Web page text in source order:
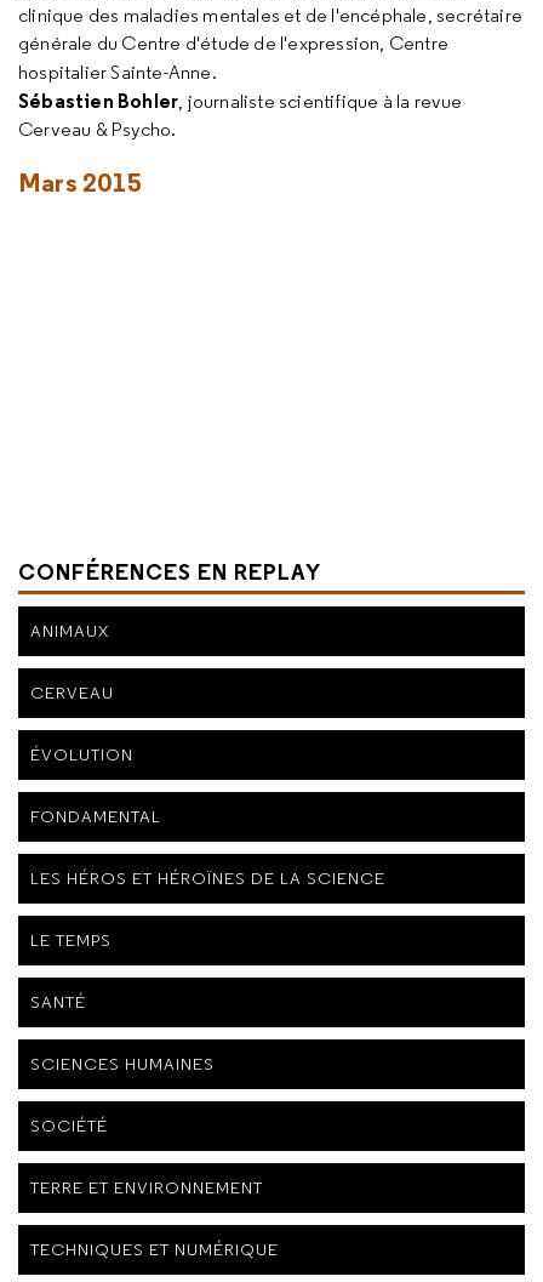
clinique des maladies mentales et de l'encéphale, secrétaire
générale du Centre d'étude de l'expression, Centre
hospitalier Sainte-Anne.
Sébastien Bohler, journaliste scientifique à la revue
Cerveau & Psycho.
Mars 2015
CONFÉRENCES EN REPLAY
ANIMAUX
CERVEAU
ÉVOLUTION
FONDAMENTAL
LES HÉROS ET HÉROÏNES DE LA SCIENCE
LE TEMPS
SANTÉ
SCIENCES HUMAINES
SOCIÉTÉ
TERRE ET ENVIRONNEMENT
TECHNIQUES ET NUMÉRIQUE